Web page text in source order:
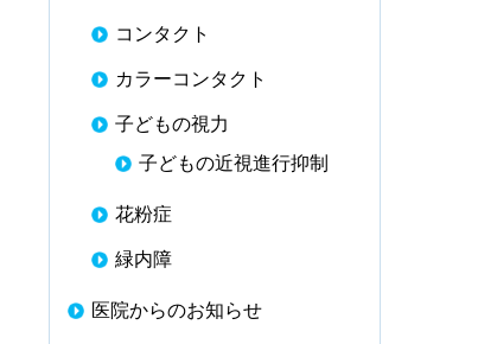
コンタクト
カラーコンタクト
子どもの視力
子どもの近視進行抑制
花粉症
緑内障
医院からのお知らせ